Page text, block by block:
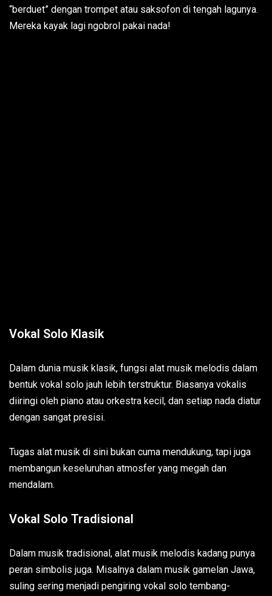
“berduet” dengan trompet atau saksofon di tengah lagunya.
Mereka kayak lagi ngobrol pakai nada!
Vokal Solo Klasik
Dalam dunia musik klasik, fungsi alat musik melodis dalam
bentuk vokal solo jauh lebih terstruktur. Biasanya vokalis
diiringi oleh piano atau orkestra kecil, dan setiap nada diatur
dengan sangat presisi.
Tugas alat musik di sini bukan cuma mendukung, tapi juga
membangun keseluruhan atmosfer yang megah dan
mendalam.
Vokal Solo Tradisional
Dalam musik tradisional, alat musik melodis kadang punya
peran simbolis juga. Misalnya dalam musik gamelan Jawa,
suling sering menjadi pengiring vokal solo tembang-